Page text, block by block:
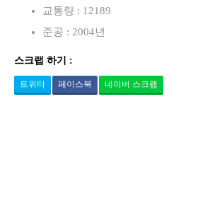
교통량 : 12189
준공 : 2004년
스크랩 하기 :
트위터 페이스북 네이버 스크랩